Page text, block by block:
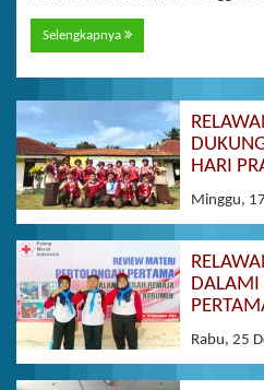
Selengkapnya
HARI
Minggu,
DALAMI
Rabu, 25